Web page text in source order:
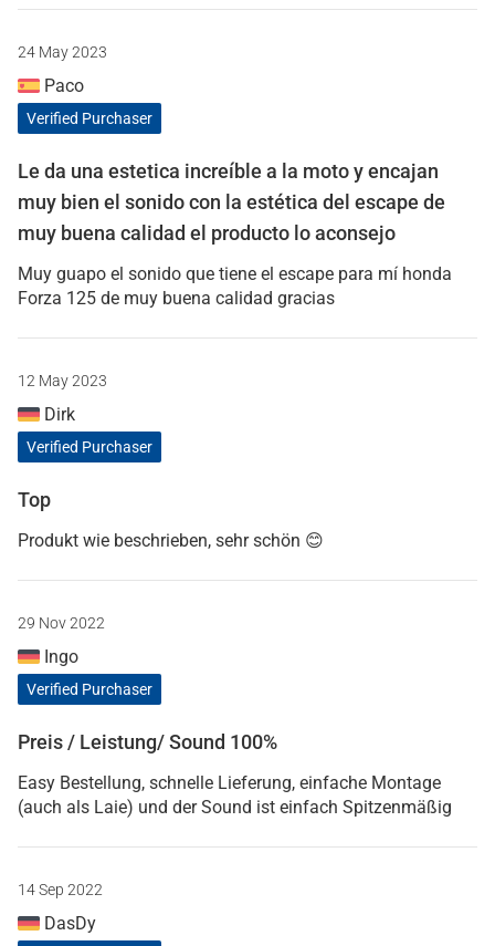
24 May 2023
Paco
Verified Purchaser
Le da una estetica increíble a la moto y encajan
muy bien el sonido con la estética del escape de
muy buena calidad el producto lo aconsejo
Muy guapo el sonido que tiene el escape para mí honda
Forza 125 de muy buena calidad gracias
12 May 2023
Dirk
Verified Purchaser
Top
Produkt wie beschrieben, sehr schön 😊
29 Nov 2022
Ingo
Verified Purchaser
Preis / Leistung/ Sound 100%
Easy Bestellung, schnelle Lieferung, einfache Montage
(auch als Laie) und der Sound ist einfach Spitzenmäßig
14 Sep 2022
DasDy